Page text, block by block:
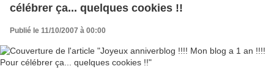
célébrer ça... quelques cookies !!
Publié le 11/10/2007 à 00:00